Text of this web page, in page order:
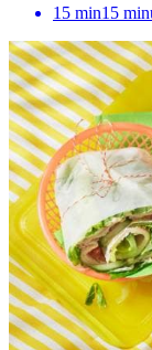
15 min15